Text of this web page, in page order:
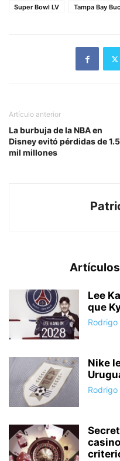
Super Bowl LV
Tampa Bay
Artículo anterior
La burbuja de la NBA en
Disney evitó pérdidas de 1.5
mil millones
Lee
que
Rodrigo
Nike
Rodrigo